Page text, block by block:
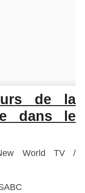
de la
dans le
World TV /